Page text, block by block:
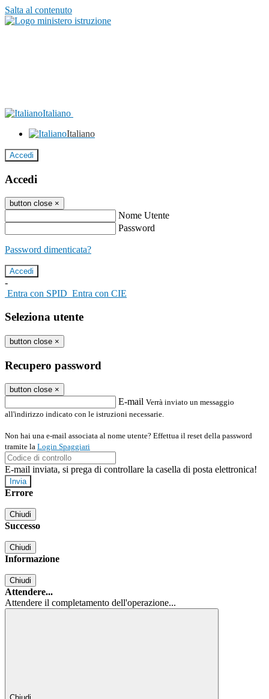
Salta al contenuto
Italiano
Italiano
Accedi
Accedi
button close ×
Nome Utente
Password
Password dimenticata?
-
Entra con SPID Entra con CIE
Seleziona utente
button close ×
Recupero password
button close ×
E-mail Verrà inviato un messaggio
all'indirizzo indicato con le istruzioni necessarie.
Non hai una e-mail associata al nome utente? Effettua il reset della password
tramite la Login Spaggiari
E-mail inviata, si prega di controllare la casella di posta elettronica!
Errore
Chiudi
Successo
Chiudi
Informazione
Chiudi
Attendere...
Attendere il completamento dell'operazione...